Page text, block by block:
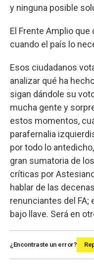
y ninguna posible
El Frente Amplio
cuando el país lo
Esos ciudadanos
analizar qué ha
sigan dándole su
mucha gente y
estos momentos,
parafernalia
por todo lo
gran sumatoria de
críticas por
hablar de las
renunciantes del FA;
bajo llave. Será en
¿Encontraste un error?